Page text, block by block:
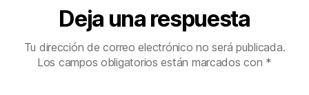
Deja una respuesta
Tu dirección de correo electrónico no será publicada.
Los campos obligatorios están marcados con *